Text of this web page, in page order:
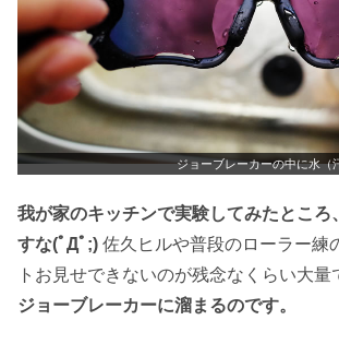
ジョーブレーカーの中に水（
我が家のキッチンで実験してみたところ
すな(ﾟДﾟ;) 佐久ヒルや普段のローラー練
トお見せできないのが残念なくらい大量
ジョーブレーカーに溜まるのです。